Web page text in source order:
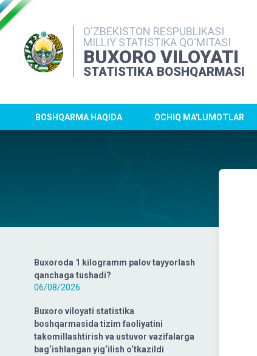
O‘ZBEKISTON RESPUBLIKASI
MILLIY STATISTIKA QO‘MITASI
BUXORO VILOYATI
STATISTIKA BOSHQARMASI
BOSHQARMA HAQIDA OCHIQ MA'LUMOTLAR
Buxoroda 1 kilogramm palov tayyorlash
qanchaga tushadi?
06/08/2026
Buxoro viloyati statistika
boshqarmasida tizim faoliyatini
takomillashtirish va ustuvor vazifalarga
bag‘ishlangan yig‘ilish o‘tkazildi